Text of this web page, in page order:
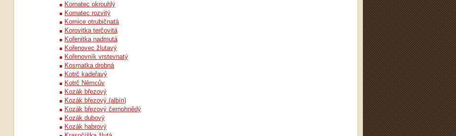
Kornatec okrouhlý
Kornatec rozvitý
Kornice otrubičnatá
Korovitka terčovitá
Kořenitka nadmutá
Kořenovec žlutavý
Kořenovník vrstevnatý
Kosmatka drobná
Kotrč kadeřavý
Kotrč Němcův
Kozák březový
Kozák březový (albín)
Kozák březový černohnědý
Kozák dubový
Kozák habrový